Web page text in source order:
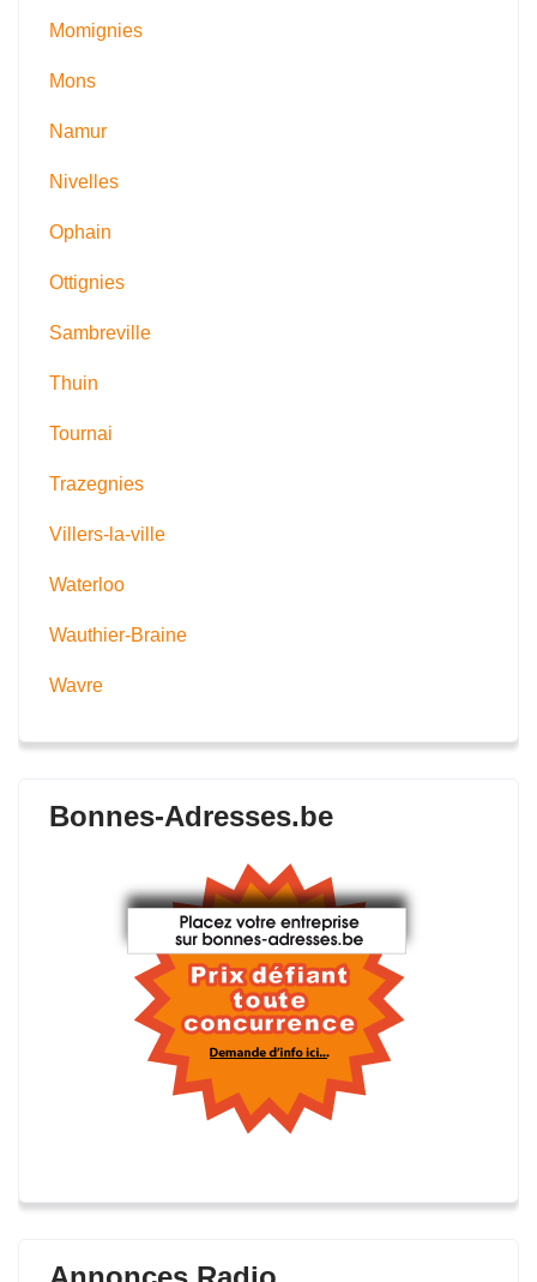
Momignies
Mons
Namur
Nivelles
Ophain
Ottignies
Sambreville
Thuin
Tournai
Trazegnies
Villers-la-ville
Waterloo
Wauthier-Braine
Wavre
Bonnes-Adresses.be